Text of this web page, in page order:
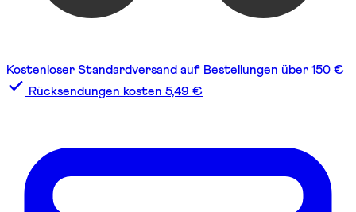
Kostenloser Standardversand auf Bestellungen über 150 €
Rücksendungen kosten 5,49 €